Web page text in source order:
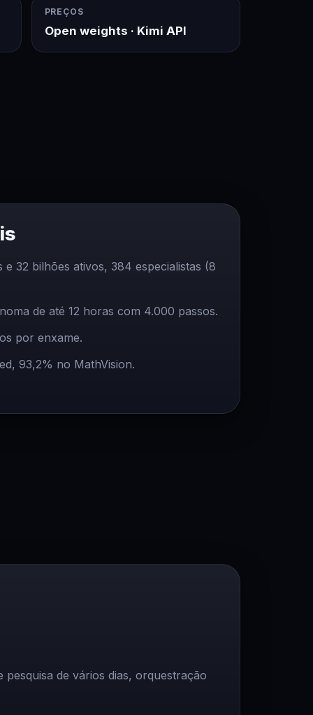
PREÇOS
Open weights · Kimi API
32 bilhões ativos, 384 especialistas (8
de até 12 horas com 4.000 passos.
por enxame.
93,2% no MathVision.
de vários dias, orquestração